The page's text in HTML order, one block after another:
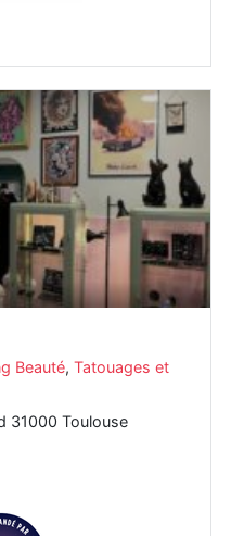
Beauté, Tatouages et
31000 Toulouse